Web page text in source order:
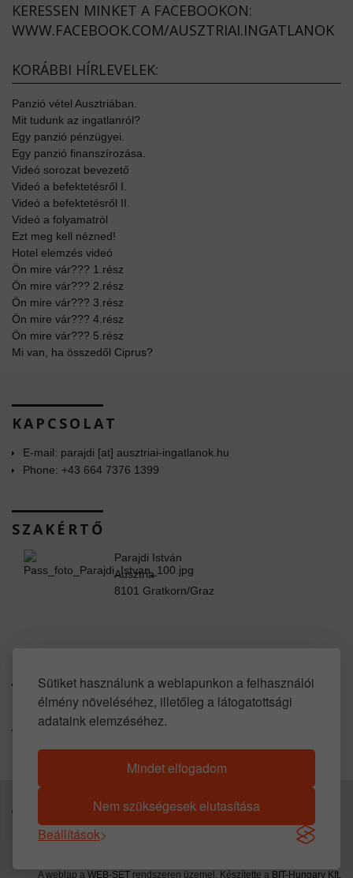
Sütiket használunk a weblapunkon a felhasználói
élmény növeléséhez, illetőleg a látogatottsági
adataink elemzéséhez.
Mindet elfogadom
Nem szükségesek elutasítása
Beállítások
KERESSEN MINKET A FACEBOOKON:
WWW.FACEBOOK.COM/AUSZTRIAI.INGATLANOK
KORÁBBI HÍRLEVELEK:
Panzió vétel Ausztriában.
Mit tudunk az ingatlanról?
Egy panzió pénzügyei.
Egy panzió finanszírozása.
Videó sorozat bevezető
Videó a befektetésről I.
Videó a befektetésről II.
Videó a folyamatról
Ezt meg kell nézned!
Hotel elemzés videó
Ön mire vár??? 1.rész
Ön mire vár??? 2.rész
Ön mire vár??? 3.rész
Ön mire vár??? 4.rész
Ön mire vár??? 5.rész
Mi van, ha összedől Ciprus?
KAPCSOLAT
E-mail: parajdi [at] ausztriai-ingatlanok.hu
Phone: +43 664 7376 1399
SZAKÉRTŐ
Parajdi István
Ausztria
8101 Gratkorn/Graz
SOCIAL LINKS
www.youtube.com/user/propertyinaustria
https://www.huis-kopen-oostenrijk.com
© 2016 - Parajdi Immobilien. All Rights Reserved.
A weblap a WEB-SET rendszeren üzemel. Készítette a BIT-Hungary Kft.